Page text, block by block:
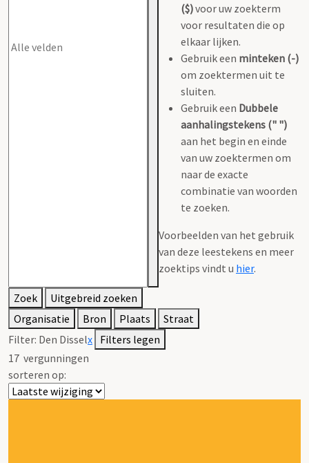
($)voor uw zoekterm
voor resultaten die op
elkaar lijken.
Gebruik een minteken (-)
om zoektermen uit te
sluiten.
Gebruik een Dubbele
aanhalingstekens (" ")
aan het begin en einde
van uw zoektermen om
naar de exacte
combinatie van woorden
te zoeken.
Voorbeelden van het gebruik
van deze leestekens en meer
zoektips vindt u hier.
Zoek
Uitgebreid zoeken
Organisatie
Bron Plaats
Straat
Filter: Den Disselx Filters legen
17 vergunningen
sorteren op: